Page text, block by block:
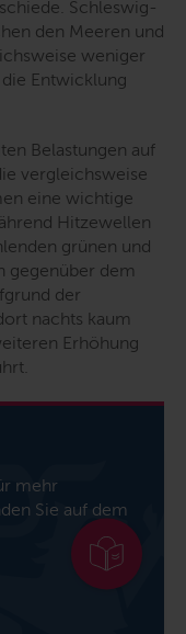
Schleswig-
den Meeren und
weniger
Entwicklung
Belastungen auf
vergleichsweise
eine wichtige
Hitzewellen
grünen und
gegenüber dem
der
nachts kaum
Erhöhung
mehr
Sie auf dem